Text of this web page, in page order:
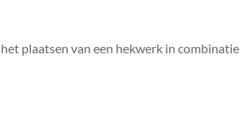
plaatsen van een hekwerk in combinatie